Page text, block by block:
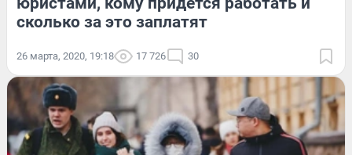
сколько за это заплатят
26 марта, 2020, 19:18 17 726 30